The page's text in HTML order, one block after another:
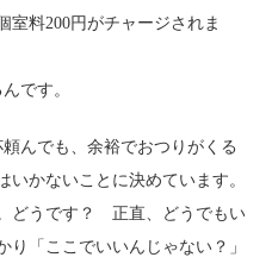
室料200円がチャージされま
です。
んでも、余裕でおつりがくる
かないことに決めています。
どうです？ 正直、どうでもい
「ここでいいんじゃない？」